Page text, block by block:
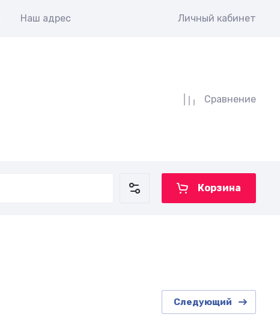
Наш адрес Личный кабинет
Сравнение
Корзина
Следующий